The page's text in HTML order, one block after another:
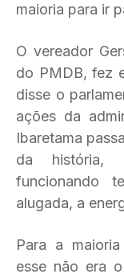
maioria para ir
O vereador
do PMDB, fez
disse o
ações da
Ibaretama
da história,
funcionando
alugada, a
Para a
esse não era